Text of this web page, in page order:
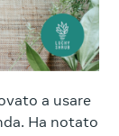
a usare
Ha notato